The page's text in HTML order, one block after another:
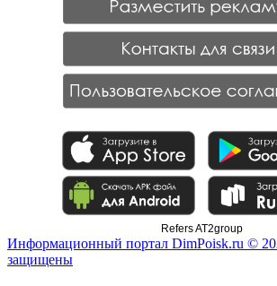
Refers AT2group
Информационный портал DimPoisk.ru ©
защищены